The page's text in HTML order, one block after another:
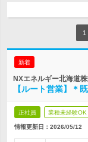
1
新着
NXエネルギー北海道
【ルート営業】＊
正社員 業種未経験OK
情報更新日：2026/05/12